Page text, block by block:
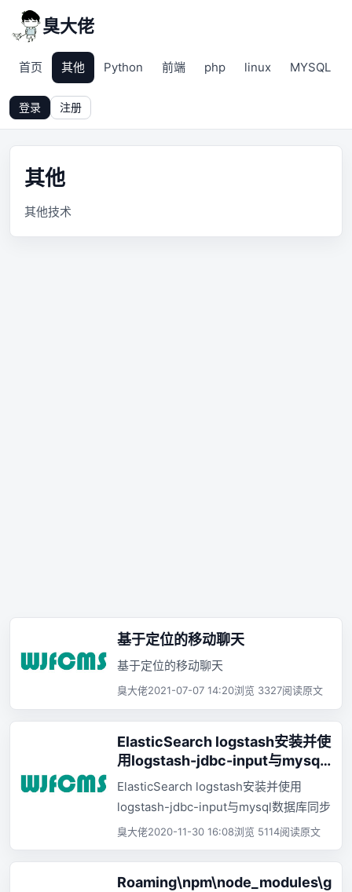
臭大佬
首页 其他 Python 前端 php linux MYSQL
登录 注册
其他
其他技术
基于定位的移动聊天
基于定位的移动聊天
臭大佬2021-07-07 14:20浏览 3327阅读原文
ElasticSearch logstash安装并使
用logstash-jdbc-input与mysql
数据库同步
ElasticSearch logstash安装并使用
logstash-jdbc-input与mysql数据库同步
臭大佬2020-11-30 16:08浏览 5114阅读原文
Roaming\npm\node_modules\g